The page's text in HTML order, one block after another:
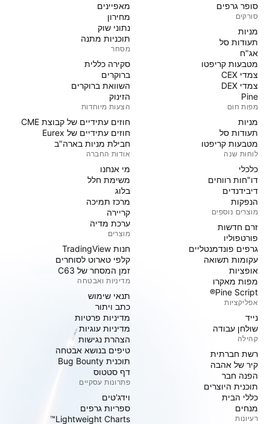
סופר גרפים
סורקים
מניות‏
תעודות סל
אג"ח
מטבעות קריפטו
צמדי CEX
צמדי DEX
Pine
מפות חום
מניות‏
תעודות סל
מטבעות קריפטו
לוחות שנה
כלכלי
דו"חות רווחים
דיבידנדים
הנפקות
מוצרים נוספים
זרם חדשות
פורטפוליו
גרפים פונדמנטליים
עקומות תשואה
אופציות
מפות מאקרו
Pine Script®
אפליקציות
נייד
שולחן עבודה
קהילה
רשת חברתית
קיר של אהבה
הפנה חבר
תוכנית היוצרים
כללי הבית
מנחים
רעיונות
מאפיינים
מחירון
נתוני שוק
תוכניות מתנה
מסחר
סקירה כללית
ברוקרים
השוואת ברוקרים
הזינוק
הצעות מיוחדות
חוזים עתידיים של קבוצת CME
חוזים עתידיים של Eurex
חבילת מניות בארה"ב
אודות החברה
מי אנחנו
משימת חלל
בלוג
מרכז תמיכה
קריירה
ערכת מדיה
מוצרים
חנות TradingView
קלפי טארוט לסוחרים
זמן המסחר של C63
מדיניות ואבטחה
תנאי שימוש
כתב ויתור
מדיניות פרטיות
מדיניות עוגיות
הצהרת נגישות
טיפים בנושא אבטחה
תוכנית Bug Bounty
דף סטטוס
פתרונות עסקיים
וידג'טים
ספריות גרפים
Lightweight Charts™